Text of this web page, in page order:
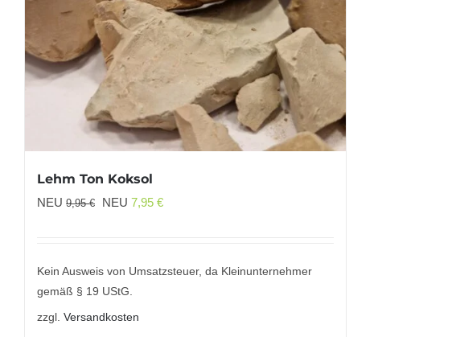
Lehm Ton Koksol
NEU 9,95€
Ursprünglicher
9,95 €
NEU 7,95 €Aktueller
7,95 €.
Kein Ausweis von Umsatzsteuer, da Kleinunternehmer
gemäß § 19 UStG.
zzgl. Versandkosten